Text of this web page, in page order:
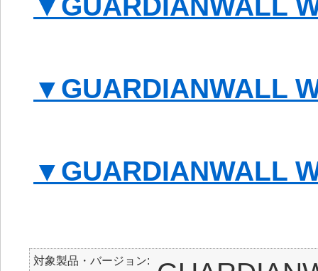
▼GUARDIANWALL
▼GUARDIANWALL
▼GUARDIANWALL
対象製品・バージョン